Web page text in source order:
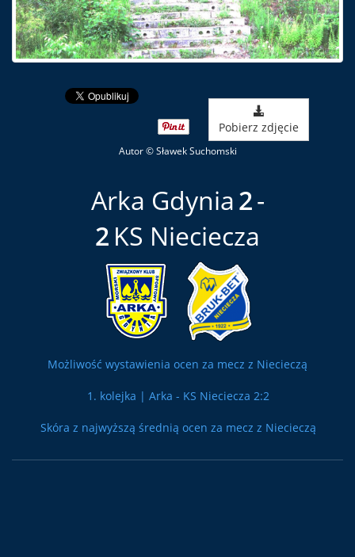
Pobierz zdjęcie
Autor © Sławek Suchomski
Arka Gdynia2
2 KS Nieciecza
Możliwość wystawienia ocen za mecz z Niecieczą
1. kolejka | Arka - KS Nieciecza 2:2
Skóra z najwyższą średnią ocen za mecz z Niecieczą